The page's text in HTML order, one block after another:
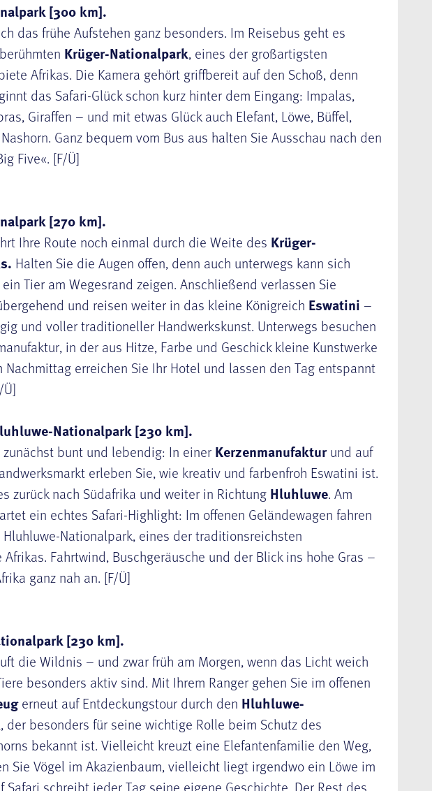
[300 km].
das frühe Aufstehen ganz besonders. Im Reisebus geht es
Krüger-Nationalpark, eines der großartigsten
Afrikas. Die Kamera gehört griffbereit auf den Schoß, denn
das Safari-Glück schon kurz hinter dem Eingang: Impalas,
Giraffen – und mit etwas Glück auch Elefant, Löwe, Büffel,
Ganz bequem vom Bus aus halten Sie Ausschau nach den
Five«. [F/Ü]
[270 km].
Ihre Route noch einmal durch die Weite des Krüger-
Halten Sie die Augen offen, denn auch unterwegs kann sich
Tier am Wegesrand zeigen. Anschließend verlassen Sie
und reisen weiter in das kleine Königreich Eswatini –
und voller traditioneller Handwerkskunst. Unterwegs besuchen
in der aus Hitze, Farbe und Geschick kleine Kunstwerke
Nachmittag erreichen Sie Ihr Hotel und lassen den Tag entspannt
Nationalpark [230 km].
bunt und lebendig: In einer Kerzenmanufakturund auf
erleben Sie, wie kreativ und farbenfroh Eswatini ist.
zurück nach Südafrika und weiter in Richtung Hluhluwe. Am
ein echtes Safari-Highlight: Im offenen Geländewagen fahren
Nationalpark, eines der traditionsreichsten
Afrikas. Fahrtwind, Buschgeräusche und der Blick ins hohe Gras –
ganz nah an. [F/Ü]
[230 km].
die Wildnis – und zwar früh am Morgen, wenn das Licht weich
besonders aktiv sind. Mit Ihrem Ranger gehen Sie im offenen
erneut auf Entdeckungstour durch den Hluhluwe-
, der besonders für seine wichtige Rolle beim Schutz des
bekannt ist. Vielleicht kreuzt eine Elefantenfamilie den Weg,
Sie Vögel im Akazienbaum, vielleicht liegt irgendwo ein Löwe im
Safari schreibt jeder Tag seine eigene Geschichte. Der Rest des